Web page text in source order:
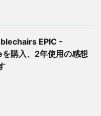
EPIC -
購入、2年使用の感想